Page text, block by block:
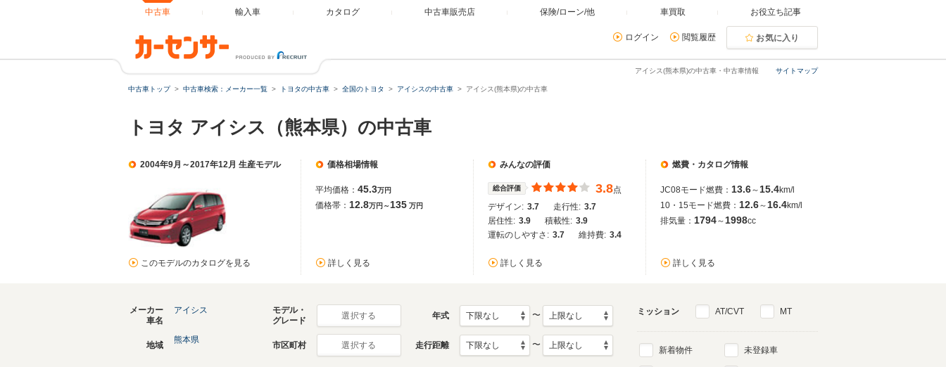
中古車 輸入車 カタログ 中古車販売店 保険/ローン/他 車買取 お役立ち記事
ログイン 閲覧履歴 お気に入り
サイトマップ
アイシス(熊本県)の中古車・中古車情報
中古車トップ 中古車検索：メーカー一覧 トヨタの中古車 全国のトヨタ アイシスの中古車 アイシス(熊本県)の中古車
トヨタ アイシス（熊本県）の中古車
2004年9月～2017年12月 生産モデル
このモデルのカタログを見る
価格相場情報
平均価格： 45.3万円
価格帯： 12.8万円～135 万円
詳しく見る
みんなの評価
総合評価 3.8点
デザイン: 3.7 走行性: 3.7
居住性: 3.9 積載性: 3.9
運転のしやすさ: 3.7 維持費: 3.4
詳しく見る
燃費・カタログ情報
JC08モード燃費： 13.6～ 15.4km/l
10・15モード燃費： 12.6～ 16.4km/l
排気量： 1794～ 1998cc
詳しく見る
メーカー
車名
アイシス
モデル・
グレード
選択する 年式 〜
地域
熊本県
市区町村 選択する 走行距離 〜
ミッション AT/CVT MT
新着物件 未登録車